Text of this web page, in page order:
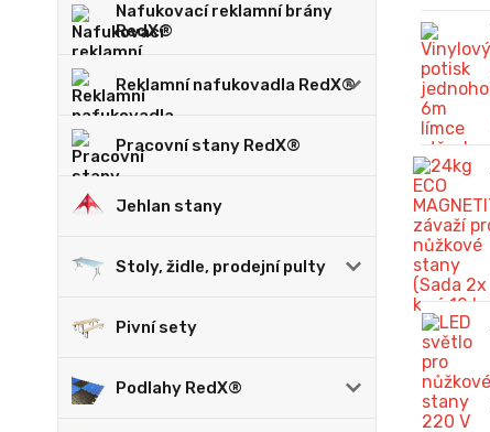
Nafukovací reklamní brány
RedX®
Reklamní nafukovadla RedX®
Pracovní stany RedX®
Jehlan stany
Stoly, židle, prodejní pulty
Pivní sety
Podlahy RedX®